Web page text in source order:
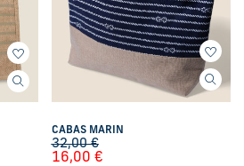
CABAS MARIN
32,00€
16,00 €